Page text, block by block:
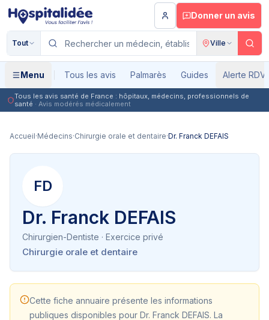
Aller au contenu principal
Donner un avis
Tout Ville
Menu Tous les avis Palmarès Guides Alerte RDV
Tous les avis santé de France : hôpitaux, médecins, professionnels de
santé · Avis modérés médicalement
Accueil·Médecins·Chirurgie orale et dentaire·Dr. Franck DEFAIS
FD
Dr. Franck DEFAIS
Chirurgien-Dentiste · Exercice privé
Chirurgie orale et dentaire
Cette fiche annuaire présente les informations
publiques disponibles pour Dr. Franck DEFAIS. La